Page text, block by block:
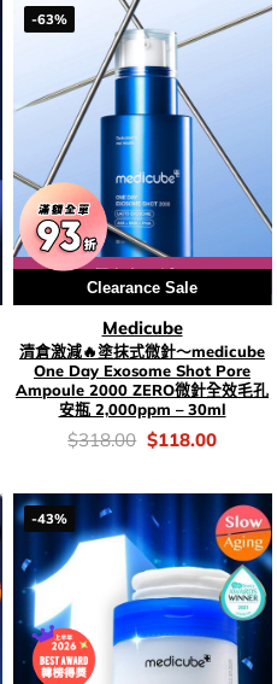
-63%
Clearance Sale
Medicube
清倉激減🔥塗抹式微針～medicube
One Day Exosome Shot Pore
Ampoule 2000 ZERO微針全效毛孔
安瓶 2,000ppm – 30ml
價
錢：
$318.00 Original
price
$318.00.
$118.00Current
-43%